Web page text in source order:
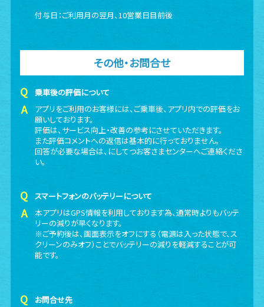
付与日：ご利用月の翌月、10営業日目前後
その他・お問合せ
乗車後の評価について
アプリをご利用のお客様には、ご乗車後、アプリ内での評価をお
願いしております。
評価は、サービス向上・改善の参考にさせていただきます。
また評価コメントへの返信は基本的に行っておりません。
回答が必要な場合は、にしてつお客さまセンターへご連絡くださ
い。
スマートフォンのバッテリーについて
本アプリはGPS情報を利用しております為、通常時よりもバッテ
リーの減りが早くなります。
※ご予約後は、画面表示をオフにする（電源は入った状態で、ス
クリーンのみオフ）ことでバッテリーの減りを軽減することが可
能です。
お問合せ先